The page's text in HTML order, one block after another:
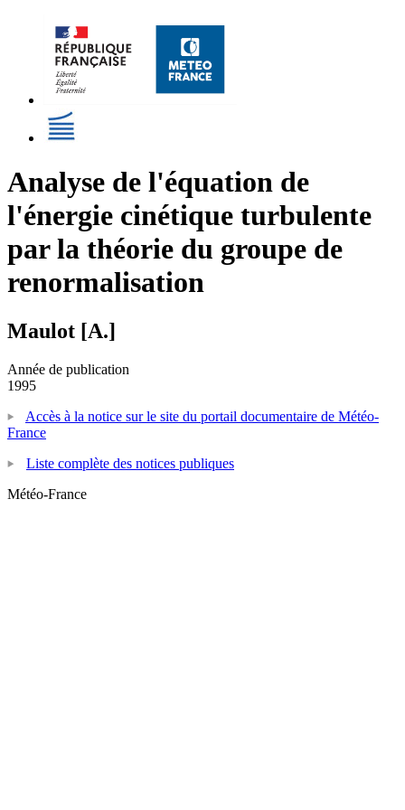
Analyse de l'équation de
l'énergie cinétique turbulente
par la théorie du groupe de
renormalisation
Maulot [A.]
Année de publication
1995
Accès à la notice sur le site du portail documentaire de Météo-
France
Liste complète des notices publiques
Météo-France